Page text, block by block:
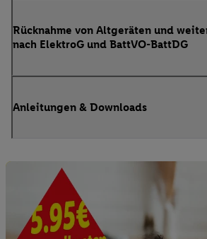
Rücknahme von Altgeräten und
nach ElektroG und BattVO-BattDG
Anleitungen & Downloads